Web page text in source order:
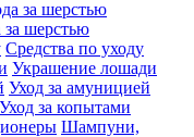
за шерстью
Средства по уходу
Украшение лошади
Уход за амуницией
Уход за копытами
Шампуни,